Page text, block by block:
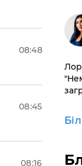
08:48
08:45
08:16